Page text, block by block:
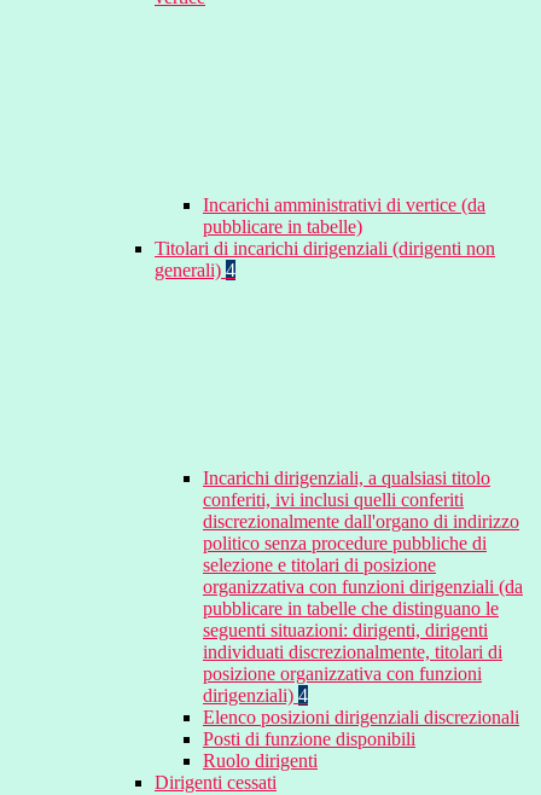
Incarichi amministrativi di vertice (da
pubblicare in tabelle)
Titolari di incarichi dirigenziali (dirigenti non
generali) 4
Incarichi dirigenziali, a qualsiasi titolo
conferiti, ivi inclusi quelli conferiti
discrezionalmente dall'organo di indirizzo
politico senza procedure pubbliche di
selezione e titolari di posizione
organizzativa con funzioni dirigenziali (da
pubblicare in tabelle che distinguano le
seguenti situazioni: dirigenti, dirigenti
individuati discrezionalmente, titolari di
posizione organizzativa con funzioni
dirigenziali) 4
Elenco posizioni dirigenziali discrezionali
Posti di funzione disponibili
Ruolo dirigenti
Dirigenti cessati